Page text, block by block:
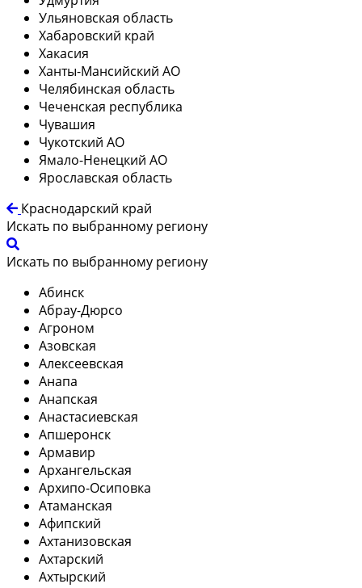
Ульяновская область
Хабаровский край
Хакасия
Ханты-Мансийский АО
Челябинская область
Чеченская республика
Чувашия
Чукотский АО
Ямало-Ненецкий АО
Ярославская область
Краснодарский край
Искать по выбранному региону
Искать по выбранному региону
Абинск
Абрау-Дюрсо
Агроном
Азовская
Алексеевская
Анапа
Анапская
Анастасиевская
Апшеронск
Армавир
Архангельская
Архипо-Осиповка
Атаманская
Афипский
Ахтанизовская
Ахтарский
Ахтырский